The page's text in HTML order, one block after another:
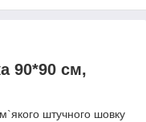
90*90 см,
штучного шовку